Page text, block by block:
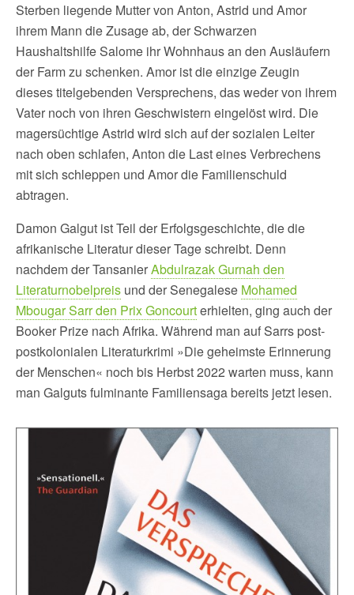
Sterben liegende Mutter von Anton, Astrid und Amor
ihrem Mann die Zusage ab, der Schwarzen
Haushaltshilfe Salome ihr Wohnhaus an den Ausläufern
der Farm zu schenken. Amor ist die einzige Zeugin
dieses titelgebenden Versprechens, das weder von ihrem
Vater noch von ihren Geschwistern eingelöst wird. Die
magersüchtige Astrid wird sich auf der sozialen Leiter
nach oben schlafen, Anton die Last eines Verbrechens
mit sich schleppen und Amor die Familienschuld
abtragen.
Damon Galgut ist Teil der Erfolgsgeschichte, die die
afrikanische Literatur dieser Tage schreibt. Denn
nachdem der TansanierAbdulrazak Gurnah den
Literaturnobelpreis und der Senegalese Mohamed
Mbougar Sarr den Prix Goncourterhielten, ging auch der
Booker Prize nach Afrika. Während man auf Sarrs post-
postkolonialen Literaturkrimi »Die geheimste Erinnerung
der Menschen« noch bis Herbst 2022 warten muss, kann
man Galguts fulminante Familiensaga bereits jetzt lesen.